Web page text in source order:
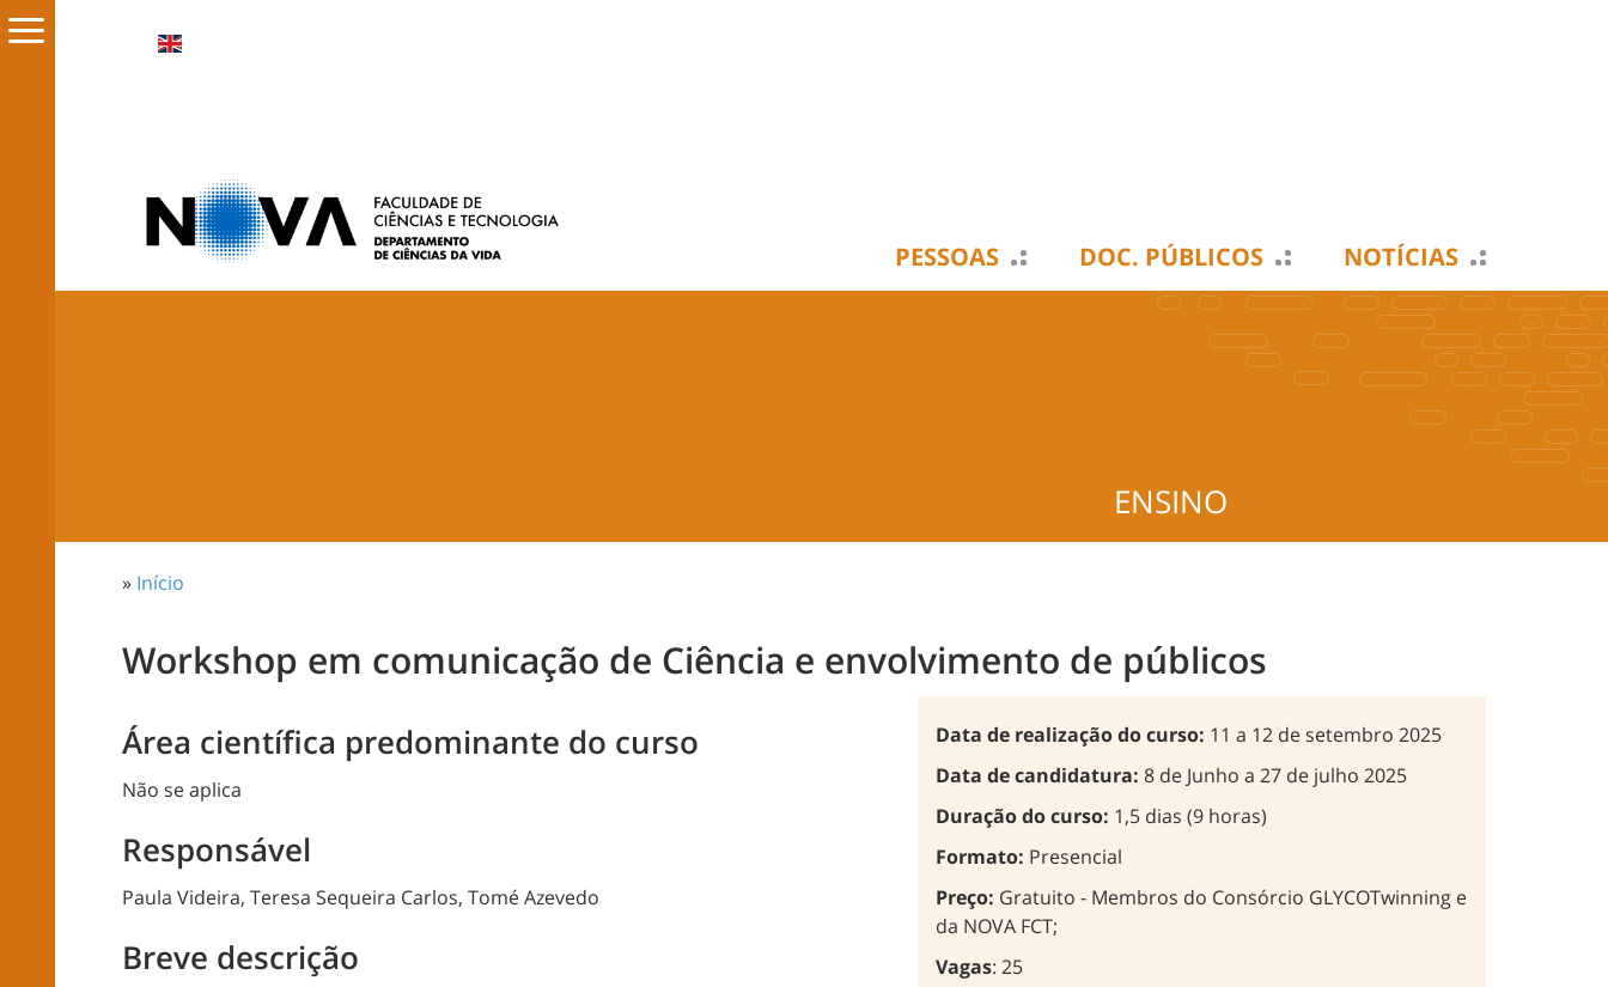
PESSOAS DOC. PÚBLICOS NOTÍCIAS
ENSINO
» Início
Workshop em comunicação de Ciência e envolvimento de públicos
Área científica predominante do curso
Não se aplica
Responsável
Paula Videira, Teresa Sequeira Carlos, Tomé Azevedo
Breve descrição
Data de realização do curso: 11 a 12 de setembro 2025
Data de candidatura: 8 de Junho a 27 de julho 2025
Duração do curso: 1,5 dias (9 horas)
Formato: Presencial
Preço: Gratuito - Membros do Consórcio GLYCOTwinning e
da NOVA FCT;
Vagas: 25